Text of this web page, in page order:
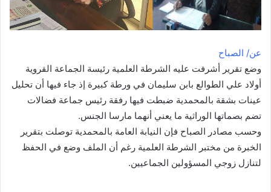
عن/ الصباح
وضع تقرير أشرفت عليه الشرطة العلمية رئيسة الجماعة القروية
أولاد علي الطوالع بابن سليمان في ورطة كبيرة إذ جاء فيها أن تحليل
عينات بشقة بالمحمدية ضبطت فيها رفقة رئيس جماعة فضالات
تضم بصماتها الوراثية ما يعني أنهما مارسا الجنس.
وحسب مصادر الصباح فإن النيابة العامة بالمحمدية توصلت بتقرير
الخبرة من مختبر الشرطة العلمية رغم أن الملف وضع في الحفظ
لتنازل زوجي المسؤولين الجماعيين.